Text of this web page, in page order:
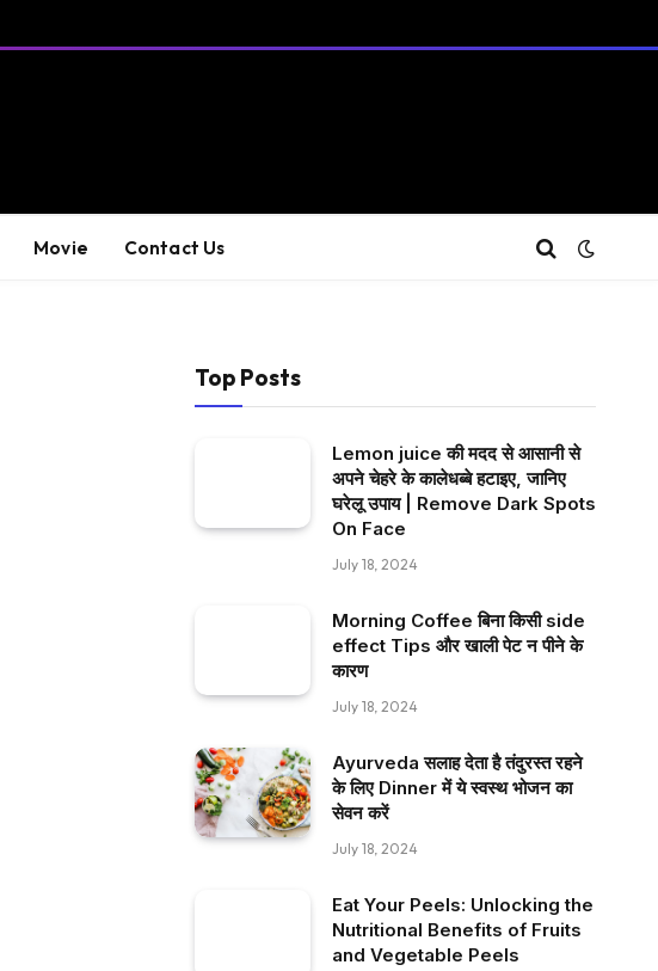
Movie Contact Us
Top Posts
Lemon juice की मदद से आसानी से
अपने चेहरे के कालेधब्बे हटाइए, जानिए
घरेलू उपाय | Remove Dark Spots
On Face
July 18, 2024
Morning Coffee बिना किसी side
effect Tips और खाली पेट न पीने के
कारण
July 18, 2024
Ayurveda सलाह देता है तंदुरस्त रहने
के लिए Dinner में ये स्वस्थ भोजन का
सेवन करें
July 18, 2024
Eat Your Peels: Unlocking the
Nutritional Benefits of Fruits
and Vegetable Peels